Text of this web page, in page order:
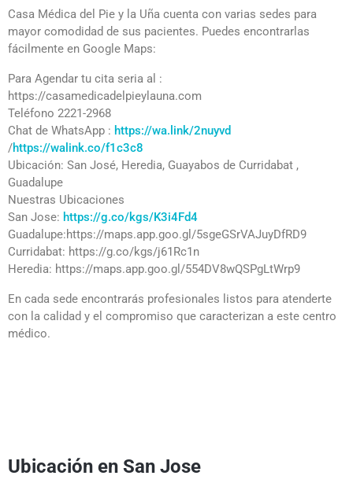
Casa Médica del Pie y la Uña cuenta con varias sedes para
mayor comodidad de sus pacientes. Puedes encontrarlas
fácilmente en Google Maps:
Para Agendar tu cita seria al :
https://casamedicadelpieylauna.com
Teléfono 2221-2968
Chat de WhatsApp : https://wa.link/2nuyvd
/https://walink.co/f1c3c8
Ubicación: San José, Heredia, Guayabos de Curridabat ,
Guadalupe
Nuestras Ubicaciones
San Jose: https://g.co/kgs/K3i4Fd4
Guadalupe:https://maps.app.goo.gl/5sgeGSrVAJuyDfRD9
Curridabat: https://g.co/kgs/j61Rc1n
Heredia: https://maps.app.goo.gl/554DV8wQSPgLtWrp9
En cada sede encontrarás profesionales listos para atenderte
con la calidad y el compromiso que caracterizan a este centro
médico.
Ubicación en San Jose